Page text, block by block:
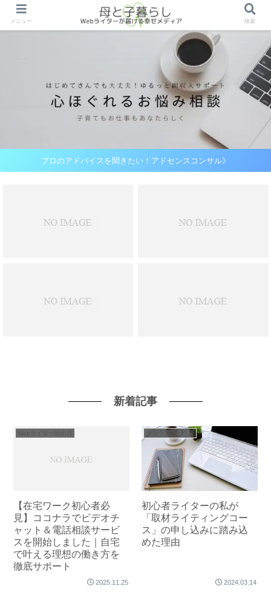
プロのアドバイスを聞きたい！アドセンスコンサル》
新着記事
Webライター始め方
【在宅ワーク初心者必
見】ココナラでビデオチ
ャット＆電話相談サービ
スを開始しました｜自宅
で叶える理想の働き方を
徹底サポート
2025.11.25
クラウドワークス
初心者ライターの私が
「取材ライティングコー
ス」の申し込みに踏み込
めた理由
2024.03.14
メニュー 検索